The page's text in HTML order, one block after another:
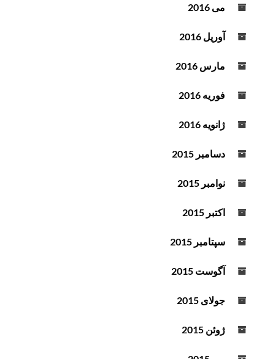
می 2016
آوریل 2016
مارس 2016
فوریه 2016
ژانویه 2016
دسامبر 2015
نوامبر 2015
اکتبر 2015
سپتامبر 2015
آگوست 2015
جولای 2015
ژوئن 2015